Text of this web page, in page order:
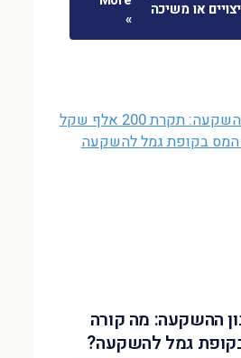
או משיכה
»
ההשקעה: מה קורה
גמל להשקעה?